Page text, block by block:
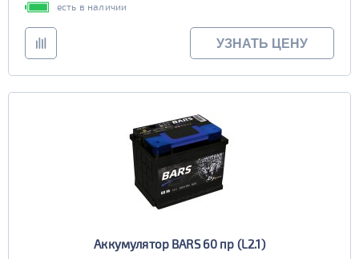
есть в наличии
УЗНАТЬ ЦЕНУ
Аккумулятор BARS 60 пр (L2.1)